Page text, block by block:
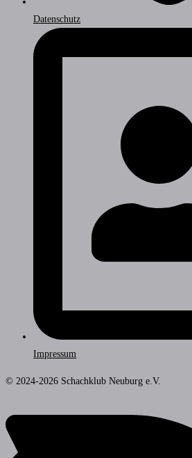
Datenschutz
Impressum
© 2024-2026 Schachklub Neuburg e.V.